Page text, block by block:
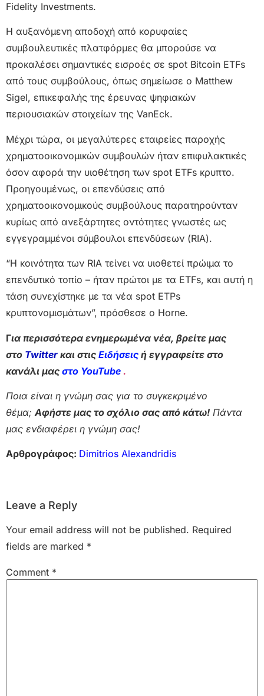
Fidelity Investments.
Η αυξανόμενη αποδοχή από κορυφαίες
συμβουλευτικές πλατφόρμες θα μπορούσε να
προκαλέσει σημαντικές εισροές σε spot Bitcoin ETFs
από τους συμβούλους, όπως σημείωσε ο Matthew
Sigel, επικεφαλής της έρευνας ψηφιακών
περιουσιακών στοιχείων της VanEck.
Μέχρι τώρα, οι μεγαλύτερες εταιρείες παροχής
χρηματοοικονομικών συμβουλών ήταν επιφυλακτικές
όσον αφορά την υιοθέτηση των spot ETFs κρυπτο.
Προηγουμένως, οι επενδύσεις από
χρηματοοικονομικούς συμβούλους παρατηρούνταν
κυρίως από ανεξάρτητες οντότητες γνωστές ως
εγγεγραμμένοι σύμβουλοι επενδύσεων (RIA).
“Η κοινότητα των RIA τείνει να υιοθετεί πρώιμα το
επενδυτικό τοπίο – ήταν πρώτοι με τα ETFs, και αυτή η
τάση συνεχίστηκε με τα νέα spot ETPs
κρυπτονομισμάτων”, πρόσθεσε ο Horne.
Για περισσότερα ενημερωμένα νέα, βρείτε μας
στο Twitter και στις Ειδήσεις ή εγγραφείτε στο
κανάλι μας στο YouTube .
Ποια είναι η γνώμη σας για το συγκεκριμένο
θέμα;Αφήστε μας το σχόλιο σας από κάτω! Πάντα
μας ενδιαφέρει η γνώμη σας!
Αρθρογράφος: Dimitrios Alexandridis
Leave a Reply
Your email address will not be published. Required
fields are marked *
Comment *